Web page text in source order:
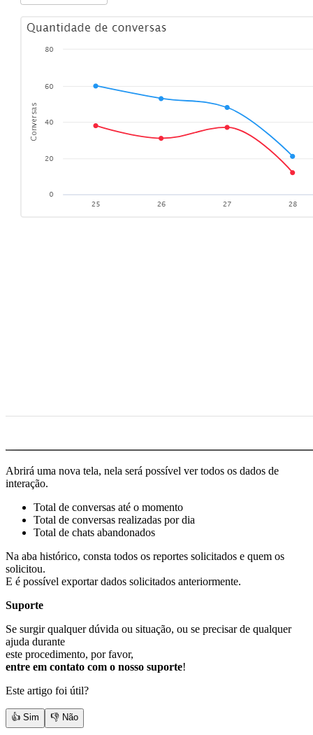
Abrirá uma nova tela, nela será possível ver todos os dados de
interação.
Total de conversas até o momento
Total de conversas realizadas por dia
Total de chats abandonados
Na aba histórico, consta todos os reportes solicitados e quem os
solicitou.
E é possível exportar dados solicitados anteriormente.
Suporte
Se surgir qualquer dúvida ou situação, ou se precisar de qualquer
ajuda durante
este procedimento, por favor,
entre em contato com o nosso suporte!
Este artigo foi útil?
👍 Sim 👎 Não